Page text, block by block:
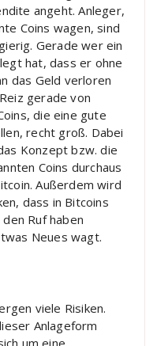
angeht. Anleger,
Coins wagen, sind
Gerade wer ein
hat, dass er ohne
das Geld verloren
gerade von
die eine gute
recht groß. Dabei
Konzept bzw. die
Coins durchaus
Außerdem wird
dass in Bitcoins
Ruf haben
Neues wagt.
viele Risiken.
Anlageform